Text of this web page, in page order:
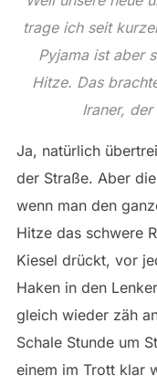
trage ich seit
Pyjama ist aber
Hitze. Das
Iraner,
Ja, natürlich
der Straße. Aber
wenn man den
Hitze das schwere
Kiesel drückt, vor
Haken in den
gleich wieder zäh
Schale Stunde um
einem im Trott klar